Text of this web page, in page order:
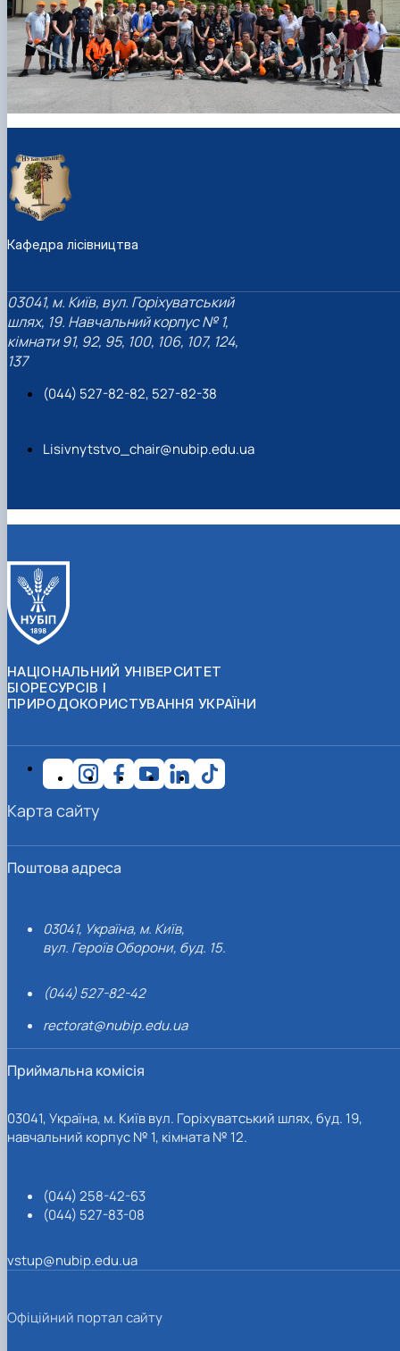
Кафедра лісівництва
03041, м. Київ, вул. Горіхуватський
шлях, 19. Навчальний корпус № 1,
кімнати 91, 92, 95, 100, 106, 107, 124,
137
(044) 527-82-82, 527-82-38
Lisivnytstvo_chair@nubip.edu.ua
НАЦІОНАЛЬНИЙ УНІВЕРСИТЕТ
БІОРЕСУРСІВ І
ПРИРОДОКОРИСТУВАННЯ УКРАЇНИ
Поштова адреса
03041, Україна, м. Київ,
вул. Героїв Оборони, буд. 15.
(044) 527-82-42
rectorat@nubip.edu.ua
Приймальна комісія
03041, Україна, м. Київ вул. Горіхуватський шлях, буд. 19,
навчальний корпус № 1, кімната № 12.
(044) 258-42-63
(044) 527-83-08
vstup@nubip.edu.ua
Карта сайту
Офіційний портал сайту